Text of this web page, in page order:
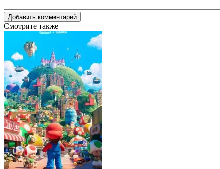
Добавить комментарий
Смотрите также